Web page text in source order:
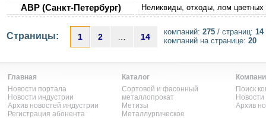
АВР (Санкт-Петербург) Неликвиды, отходы, лом цветных
Страницы: 1 2 14
компаний: 275 / страниц: 14
компаний на странице: 20
Главная
Новости портала
Новости индустрии
Архив новостей индустрии
Регистрация абонента
Каталог
Сортовой и фасонный
металлопрокат
Метизы
Металлургическое
Поиск
Архив